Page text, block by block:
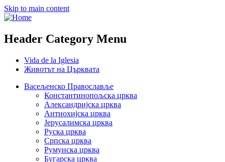
Skip to main content
Header Category Menu
Vida de la Iglesia
Животът на Църквата
Васељенско Православље
Константинопољска црква
Александријска црква
Антиохијска црква
Јерусалимска црква
Руска црква
Српска црква
Румунска црква
Бугарска црква